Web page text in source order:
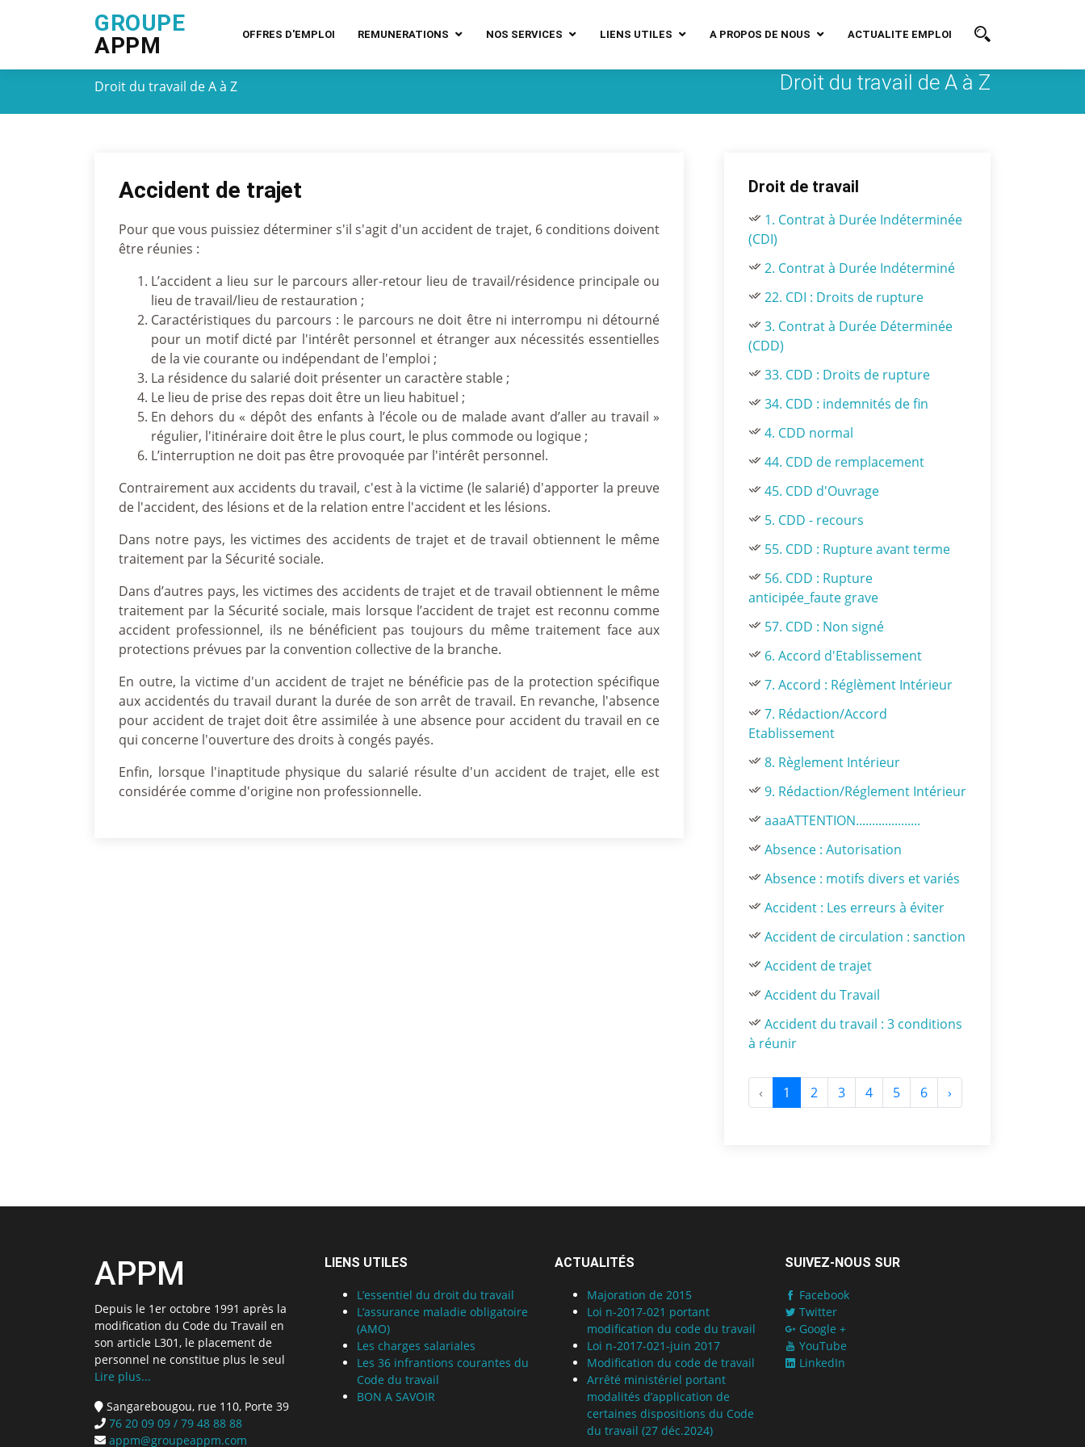
GROUPE
APPM
OFFRES D'EMPLOI REMUNERATIONS NOS SERVICES LIENS UTILES A PROPOS DE NOUS ACTUALITE EMPLOI
Droit du travail de A à Z Droit du travail de A à Z
Accident de trajet
Pour que vous puissiez déterminer s'il s'agit d'un accident de trajet, 6 conditions doivent
être réunies :
L’accident a lieu sur le parcours aller-retour lieu de travail/résidence principale ou
lieu de travail/lieu de restauration ;
Caractéristiques du parcours : le parcours ne doit être ni interrompu ni détourné
pour un motif dicté par l'intérêt personnel et étranger aux nécessités essentielles
de la vie courante ou indépendant de l'emploi ;
La résidence du salarié doit présenter un caractère stable ;
Le lieu de prise des repas doit être un lieu habituel ;
En dehors du « dépôt des enfants à l’école ou de malade avant d’aller au travail »
régulier, l'itinéraire doit être le plus court, le plus commode ou logique ;
L’interruption ne doit pas être provoquée par l'intérêt personnel.
Contrairement aux accidents du travail, c'est à la victime (le salarié) d'apporter la preuve
de l'accident, des lésions et de la relation entre l'accident et les lésions.
Dans notre pays, les victimes des accidents de trajet et de travail obtiennent le même
traitement par la Sécurité sociale.
Dans d’autres pays, les victimes des accidents de trajet et de travail obtiennent le même
traitement par la Sécurité sociale, mais lorsque l’accident de trajet est reconnu comme
accident professionnel, ils ne bénéficient pas toujours du même traitement face aux
protections prévues par la convention collective de la branche.
En outre, la victime d'un accident de trajet ne bénéficie pas de la protection spécifique
aux accidentés du travail durant la durée de son arrêt de travail. En revanche, l'absence
pour accident de trajet doit être assimilée à une absence pour accident du travail en ce
qui concerne l'ouverture des droits à congés payés.
Enfin, lorsque l'inaptitude physique du salarié résulte d'un accident de trajet, elle est
considérée comme d'origine non professionnelle.
Droit de travail
1. Contrat à Durée Indéterminée
(CDI)
2. Contrat à Durée Indéterminé
22. CDI : Droits de rupture
3. Contrat à Durée Déterminée
(CDD)
33. CDD : Droits de rupture
34. CDD : indemnités de fin
4. CDD normal
44. CDD de remplacement
45. CDD d'Ouvrage
5. CDD - recours
55. CDD : Rupture avant terme
56. CDD : Rupture
anticipée_faute grave
57. CDD : Non signé
6. Accord d'Etablissement
7. Accord : Réglèment Intérieur
7. Rédaction/Accord
Etablissement
8. Règlement Intérieur
9. Rédaction/Réglement Intérieur
aaaATTENTION....................
Absence : Autorisation
Absence : motifs divers et variés
Accident : Les erreurs à éviter
Accident de circulation : sanction
Accident de trajet
Accident du Travail
Accident du travail : 3 conditions
à réunir
‹ 1 2 3 4 5 6 ›
APPM
Depuis le 1er octobre 1991 après la
modification du Code du Travail en
son article L301, le placement de
personnel ne constitue plus le seul
Lire plus...
Sangarebougou, rue 110, Porte 39
76 20 09 09 / 79 48 88 88
appm@groupeappm.com
LIENS UTILES
L’essentiel du droit du travail
L’assurance maladie obligatoire
(AMO)
Les charges salariales
Les 36 infrantions courantes du
Code du travail
BON A SAVOIR
ACTUALITÉS
Majoration de 2015
Loi n-2017-021 portant
modification du code du travail
Loi n-2017-021-juin 2017
Modification du code de travail
Arrêté ministériel portant
modalités d’application de
certaines dispositions du Code
du travail (27 déc.2024)
SUIVEZ-NOUS SUR
Facebook
Twitter
Google +
YouTube
LinkedIn